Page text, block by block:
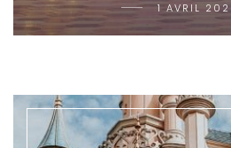
1 AVRIL